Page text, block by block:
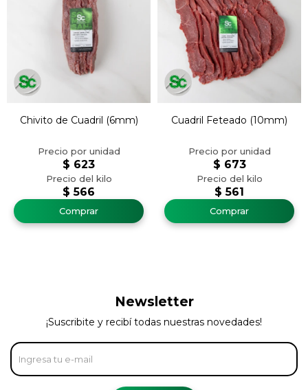
Chivito de Cuadril (6mm)
$ 566
$ 623
Cuadril Feteado (10mm)
$ 561
$ 673
Newsletter
¡Suscribite y recibí todas nuestras novedades!